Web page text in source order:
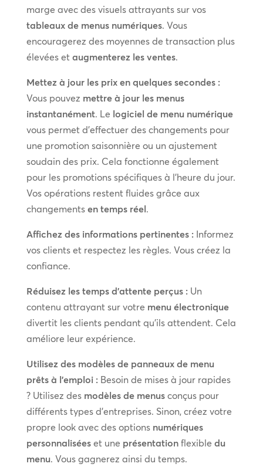
marge avec des visuels attrayants sur vos
tableaux de menus numériques. Vous
encouragerez des moyennes de transaction plus
élevées et augmenterez les ventes.
Mettez à jour les prix en quelques secondes :
Vous pouvez mettre à jour les menus
instantanément. Le logiciel de menu numérique
vous permet d’effectuer des changements pour
une promotion saisonnière ou un ajustement
soudain des prix. Cela fonctionne également
pour les promotions spécifiques à l’heure du jour.
Vos opérations restent fluides grâce aux
changements en temps réel.
Affichez des informations pertinentes :Informez
vos clients et respectez les règles. Vous créez la
confiance.
Réduisez les temps d’attente perçus :Un
contenu attrayant sur votre menu électronique
divertit les clients pendant qu’ils attendent. Cela
améliore leur expérience.
Utilisez des modèles de panneaux de menu
prêts à l’emploi :Besoin de mises à jour rapides
? Utilisez des modèles de menusconçus pour
différents types d’entreprises. Sinon, créez votre
propre look avec des options numériques
personnaliséeset une présentationflexible du
menu. Vous gagnerez ainsi du temps.